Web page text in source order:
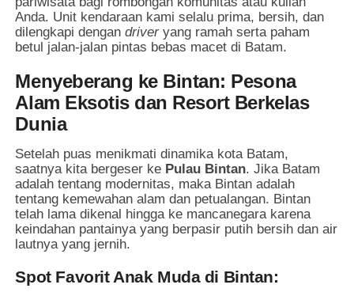
Anda. Unit kendaraan kami selalu prima, bersih, dan
dilengkapi dengandriver yang ramah serta paham
betul jalan-jalan pintas bebas macet di Batam.
Menyeberang ke Bintan: Pesona
Alam Eksotis dan Resort Berkelas
Dunia
Setelah puas menikmati dinamika kota Batam,
saatnya kita bergeser ke Pulau Bintan. Jika Batam
adalah tentang modernitas, maka Bintan adalah
tentang kemewahan alam dan petualangan. Bintan
telah lama dikenal hingga ke mancanegara karena
keindahan pantainya yang berpasir putih bersih dan air
lautnya yang jernih.
Spot Favorit Anak Muda di Bintan: